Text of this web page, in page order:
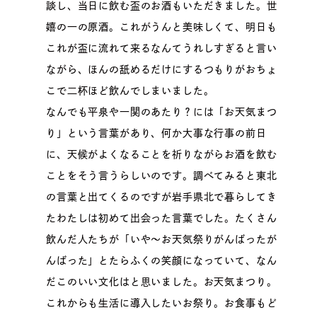
談し、当日に飲む盃のお酒もいただきました。世
嬉の一の原酒。これがうんと美味しくて、明日も
これが盃に流れて来るなんてうれしすぎると言い
ながら、ほんの舐めるだけにするつもりがおちょ
こで二杯ほど飲んでしまいました。
なんでも平泉や一関のあたり？には「お天気まつ
り」という言葉があり、何か大事な行事の前日
に、天候がよくなることを祈りながらお酒を飲む
ことをそう言うらしいのです。調べてみると東北
の言葉と出てくるのですが岩手県北で暮らしてき
たわたしは初めて出会った言葉でした。たくさん
飲んだ人たちが「いや～お天気祭りがんばったが
んばった」とたらふくの笑顔になっていて、なん
だこのいい文化はと思いました。お天気まつり。
これからも生活に導入したいお祭り。お食事もど